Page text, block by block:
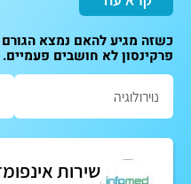
כשזה מגיע להאם נמצא
פרקינסון לא חושבים
שירות